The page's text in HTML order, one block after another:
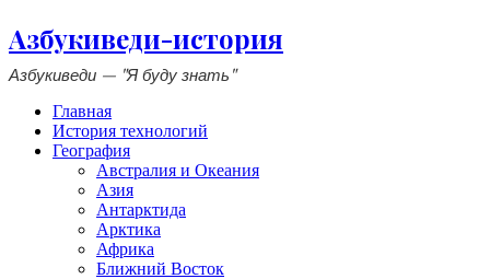
Азбукиведи-история
Азбукиведи — "Я буду знать"
Главная
История технологий
География
Австралия и Океания
Азия
Антарктида
Арктика
Африка
Ближний Восток